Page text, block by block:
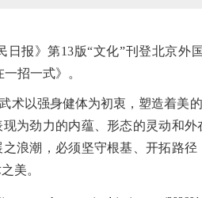
日报》第13版“文化”刊登北京
招一式》。
术以强身健体为初衷，塑造着美
为劲力的内蕴、形态的灵动和
浪潮，必须坚守根基、开拓路
美。